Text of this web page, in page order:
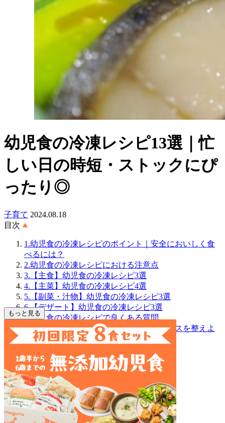
幼児食の冷凍レシピ13選｜忙
しい日の時短・ストックにぴ
ったり◎
子育て 2024.08.18
目次
1.幼児食の冷凍レシピのポイント｜安全においしく食
べるには？
2.幼児食の冷凍レシピにおける注意点
3.【主食】幼児食の冷凍レシピ3選
4.【主菜】幼児食の冷凍レシピ4選
5.【副菜・汁物】幼児食の冷凍レシピ3選
6.【デザート】幼児食の冷凍レシピ3選
7.幼児食の冷凍レシピで良くある質問
8.幼児食の冷凍レシピで手軽に栄養バランスを整えよ
もっと見る